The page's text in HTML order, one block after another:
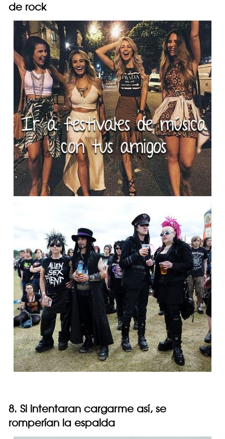
de rock
8. Si intentaran cargarme así, se
romperían la espalda